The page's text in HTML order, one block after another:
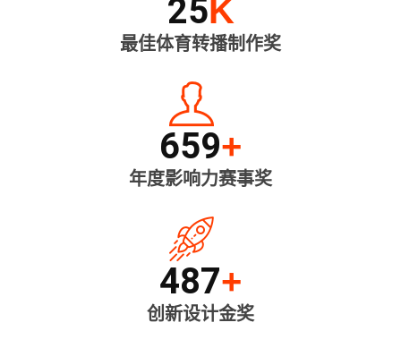
25K
最佳体育转播制作奖
659+
年度影响力赛事奖
487+
创新设计金奖